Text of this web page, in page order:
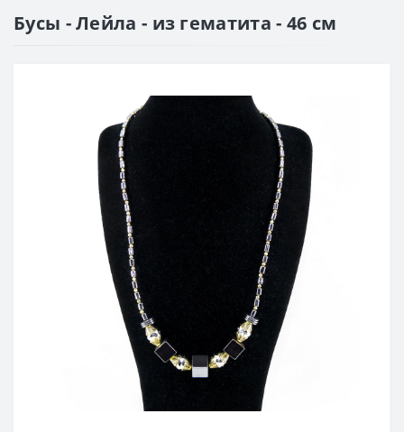
Бусы - Лейла - из гематита - 46 см